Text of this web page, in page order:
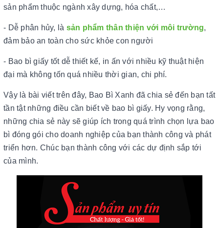
sản phẩm thuộc ngành xây dựng, hóa chất,…
- Dễ phân hủy, là sản phẩm thân thiện với môi trường,
đảm bảo an toàn cho sức khỏe con người
- Bao bì giấy tốt dễ thiết kế, in ấn với nhiều kỹ thuật hiện
đại mà không tốn quá nhiều thời gian, chi phí.
Vậy là bài viết trên đây, Bao Bì Xanh đã chia sẻ đến bạn tất
tần tật những điều cần biết về bao bì giấy. Hy vọng rằng,
những chia sẻ này sẽ giúp ích trong quá trình chọn lựa bao
bì đóng gói cho doanh nghiệp của bạn thành công và phát
triển hơn. Chúc bạn thành công với các dự định sắp tới
của mình.